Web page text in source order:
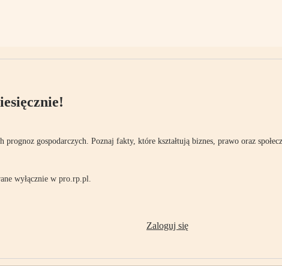
gospodarczych. Poznaj fakty, które kształtują biznes, prawo oraz
wyłącznie w pro.rp.pl.
Zaloguj się